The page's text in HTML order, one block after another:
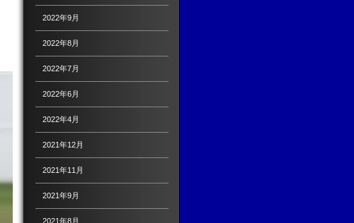
2022年9月
2022年8月
2022年7月
2022年6月
2022年4月
2021年12月
2021年11月
2021年9月
2021年8月